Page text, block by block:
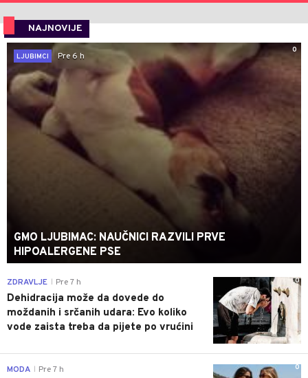
NAJNOVIJE
0
LJUBIMCI
Pre 6 h
GMO LJUBIMAC: NAUČNICI RAZVILI PRVE
HIPOALERGENE PSE
0
ZDRAVLJE Pre 7 h
Dehidracija može da dovede do
moždanih i srčanih udara: Evo koliko
vode zaista treba da pijete po vrućini
0
MODA Pre 7 h